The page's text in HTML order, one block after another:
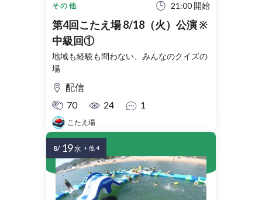
その他 21:00 開始
第4回こたえ場 8/18（火）公演 ※
中級回①
地域も経験も問わない、みんなのクイズの
場
配信
70
24 1
こたえ場
8/ 19水 + 他 4